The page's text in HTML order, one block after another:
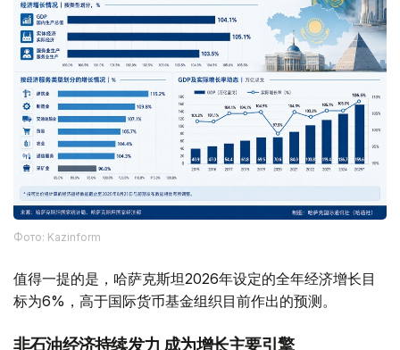
Фото: Kazinform
值得一提的是，哈萨克斯坦2026年设定的全年经济增长目
标为6%，高于国际货币基金组织目前作出的预测。
非石油经济持续发力 成为增长主要引擎